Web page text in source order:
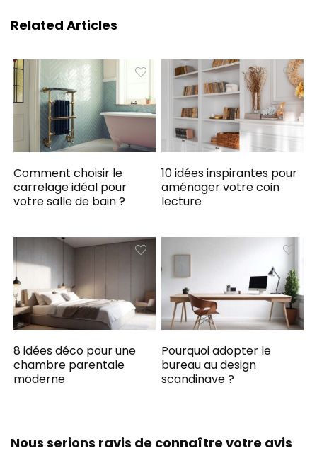
Related Articles
Comment choisir le
carrelage idéal pour
votre salle de bain ?
10 idées inspirantes pour
aménager votre coin
lecture
8 idées déco pour une
chambre parentale
moderne
Pourquoi adopter le
bureau au design
scandinave ?
Nous serions ravis de connaître votre avis